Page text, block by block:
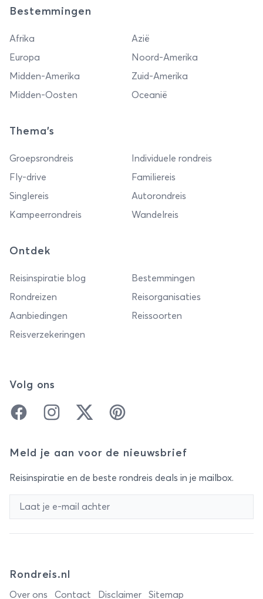
Bestemmingen
Afrika
Azië
Europa
Noord-Amerika
Midden-Amerika
Zuid-Amerika
Midden-Oosten
Oceanië
Thema's
Groepsrondreis
Individuele rondreis
Fly-drive
Familiereis
Singlereis
Autorondreis
Kampeerrondreis
Wandelreis
Ontdek
Reisinspiratie blog
Bestemmingen
Rondreizen
Reisorganisaties
Aanbiedingen
Reissoorten
Reisverzekeringen
Volg ons
FacebookInstagramTwitter Pinterest
Meld je aan voor de nieuwsbrief
Reisinspiratie en de beste rondreis deals in je mailbox.
Rondreis.nl
Over ons Contact Disclaimer Sitemap